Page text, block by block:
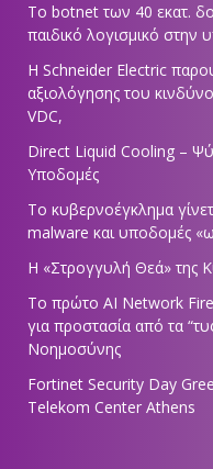
Το botnet των 40 εκατ.
παιδικό λογισμικό στην
Η Schneider Electric
αξιολόγησης του
VDC,
Direct Liquid Cooling –
Υποδομές
Το κυβερνοέγκλημα
malware και υποδομές
Η «Στρογγυλή Θεά» της
Tο πρώτο AI Network
για προστασία από τα
Νοημοσύνης
Fortinet Security Day
Telekom Center Athens